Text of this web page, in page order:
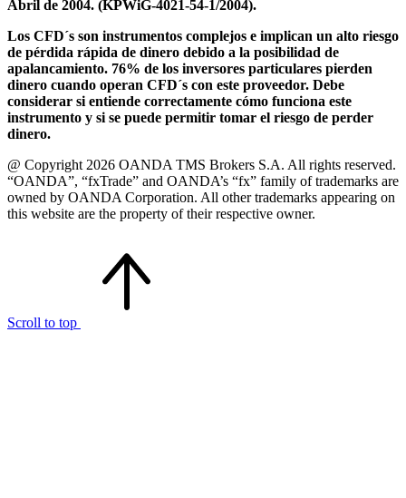
Abril de 2004. (KPWiG-4021-54-1/2004).
Los CFD´s son instrumentos complejos e implican un alto riesgo
de pérdida rápida de dinero debido a la posibilidad de
apalancamiento. 76% de los inversores particulares pierden
dinero cuando operan CFD´s con este proveedor. Debe
considerar si entiende correctamente cómo funciona este
instrumento y si se puede permitir tomar el riesgo de perder
dinero.
@ Copyright 2026 OANDA TMS Brokers S.A. All rights reserved.
“OANDA”, “fxTrade” and OANDA’s “fx” family of trademarks are
owned by OANDA Corporation. All other trademarks appearing on
this website are the property of their respective owner.
Scroll to top